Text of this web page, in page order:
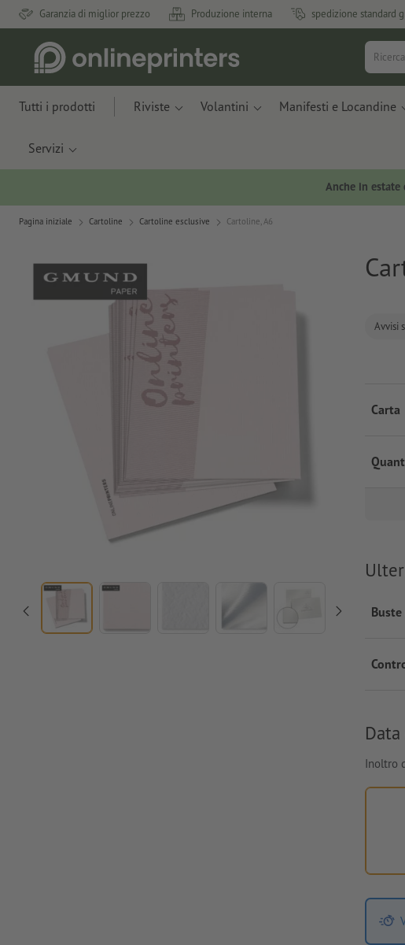
Garanzia di miglior prezzo Produzione interna spedizione standard
Tutti i prodotti Riviste Volantini Manifesti e Locandine
Servizi
Anche in estate
Pagina iniziale Cartoline Cartoline esclusive Cartoline, A6
Avvisi
Carta
Inoltro